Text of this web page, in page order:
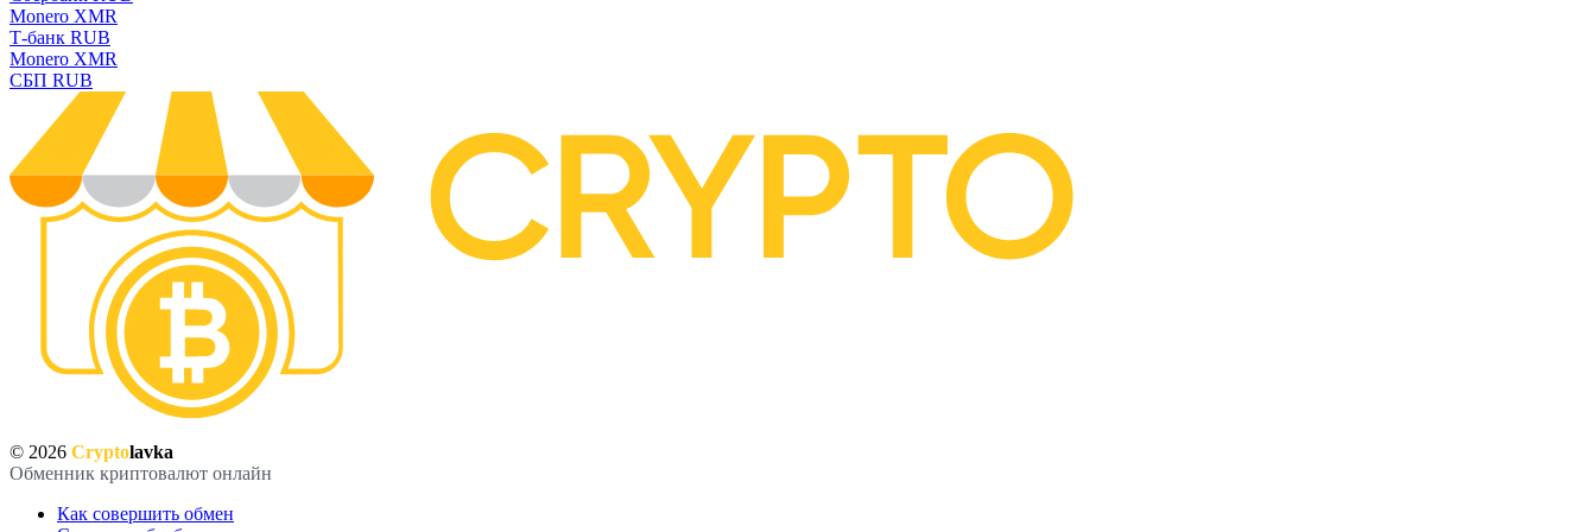
Monero XMR
Т-банк RUB
Monero XMR
СБП RUB
© 2026 Cryptolavka
Обменник криптовалют онлайн
Как совершить обмен